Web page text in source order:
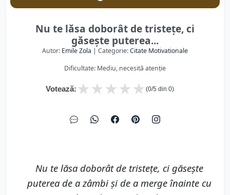
Nu te lăsa doborât de tristețe, ci
găsește puterea...
Autor: Emile Zola | Categorie:Citate Motivationale
Dificultate: Mediu, necesită atenție
Votează: ★
★
★
★
★ (0/5 din 0)
Nu te lăsa doborât de tristețe, ci găsește
puterea de a zâmbi și de a merge înainte cu